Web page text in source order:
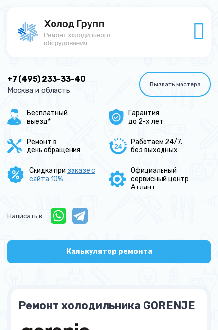
+7 (495) 233-33-40
Москва и область
Вызвать мастера
Бесплатный
выезд*
Гарантия
до 2-х лет
Ремонт в
день обращения
Работаем 24/7,
без выходных
Скидка при заказе с
сайта 10%
Официальный
сервисный центр
Атлант
Написать в
Калькулятор ремонта
Ремонт холодильника GORENJE